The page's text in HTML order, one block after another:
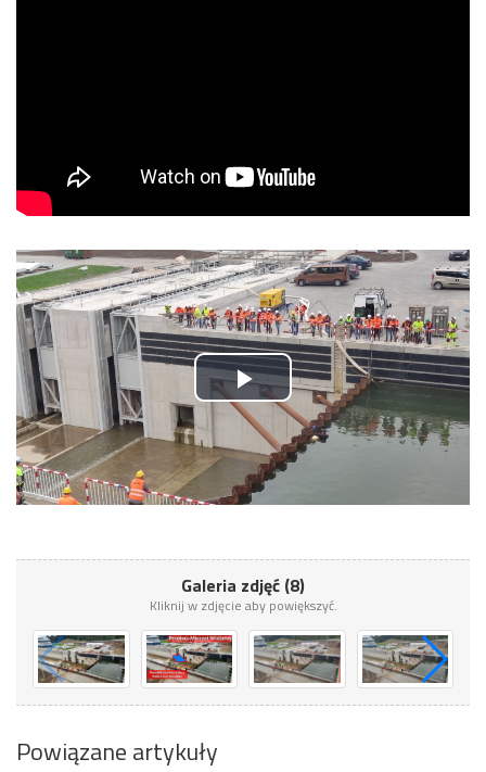
Play
Video
Galeria zdjęć (8)
Kliknij w zdjęcie aby powiększyć.
Powiązane artykuły